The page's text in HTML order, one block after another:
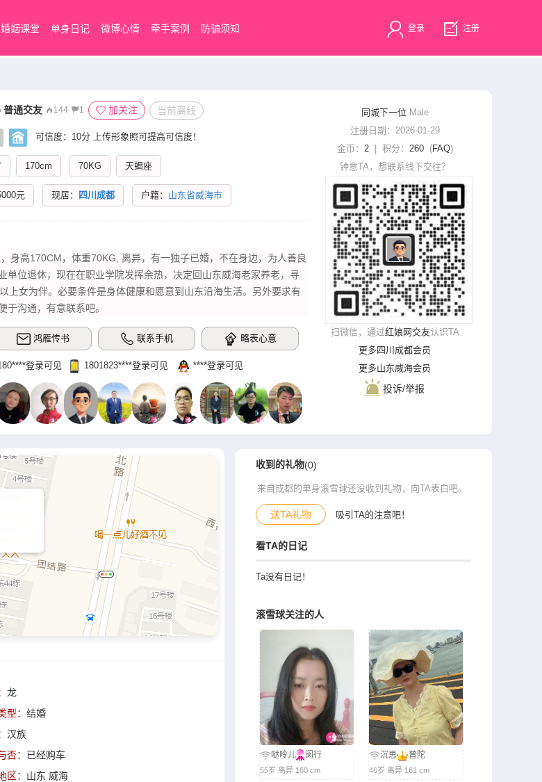
婚姻课堂 单身日记 微博心情 牵手案例 防骗须知 登录 注册
普通交友 144 1 加关注 当前离线
可信度：10分 上传形象照可提高可信度！
170cm 70KG 天蝎座
元 现居： 四川成都 户籍： 山东省威海市
身高170CM，体重70KG, 离异，有一独子已婚，​‌‌不在身边，为人善良
单位退休，现在在职业学院发挥余热，决定回山东威海老家养老，寻
上女为伴。必要条件是身体健康和愿意到山东沿海生活。另外要求有
于沟通，有意联系吧。
鸿雁传书 联系手机 略表心意
登录可见 1801823‌****‌登录可见 ‌****‌登录可见
同城下一位 Male
注册日期：2026-01-29
金币： 2| 积分： 260(FAQ)
钟意TA，想联系线下交往？
扫微信，通过红娘网交友认识TA
更多四川成都会员
更多山东威海会员
投诉/举报
龙
型： 结婚
汉族
否： 已经购车
区： 山东 威海
收到的礼物(0)
来自成都的单身滚雪球还没收到礼物，向TA表白吧。
送TA礼物 吸引TA的注意吧！
看TA的日记
Ta没有日记！
滚雪球关注的人
哒呤儿 闵行
55岁 离异 160 cm
沉思 普陀
46岁 离异 161 cm